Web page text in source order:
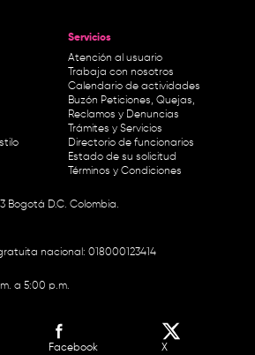
Servicios
Atención al usuario
Trabaja con nosotros
Calendario de actividades
Buzón Peticiones, Quejas,
Reclamos y Denuncias
Trámites y Servicios
Directorio de funcionarios
Estado de su solicitud
Términos y Condiciones
Bogotá D.C. Colombia.
nacional: 018000123414
a 5:00 p.m.
Facebook X